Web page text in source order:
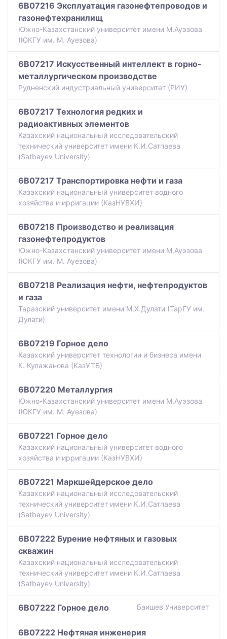
6B07216 Эксплуатация газонефтепроводов и
газонефтехранилищ
Южно-Казахстанский университет имени М.Ауэзова
(ЮКГУ им. М. Ауезова)
6B07217 Искусственный интеллект в горно-
металлургическом производстве
Рудненский индустриальный университет (РИУ)
6B07217 Технология редких и
радиоактивных элементов
Казахский национальный исследовательский
технический университет имени К.И.Сатпаева
(Satbayev University)
6B07217 Транспортировка нефти и газа
Казахский национальный университет водного
хозяйства и ирригации (КазНУВХИ)
6B07218 Производство и реализация
газонефтепродуктов
Южно-Казахстанский университет имени М.Ауэзова
(ЮКГУ им. М. Ауезова)
6B07218 Реализация нефти, нефтепродуктов
и газа
Таразский университет имени М.Х.Дулати (ТарГУ им.
Дулати)
6B07219 Горное дело
Казахский университет технологии и бизнеса имени
К. Кулажанова (КазУТБ)
6B07220 Металлургия
Южно-Казахстанский университет имени М.Ауэзова
(ЮКГУ им. М. Ауезова)
6B07221 Горное дело
Казахский национальный университет водного
хозяйства и ирригации (КазНУВХИ)
6B07221 Маркшейдерское дело
Казахский национальный исследовательский
технический университет имени К.И.Сатпаева
(Satbayev University)
6B07222 Бурение нефтяных и газовых
скважин
Казахский национальный исследовательский
технический университет имени К.И.Сатпаева
(Satbayev University)
6B07222 Горное дело Баишев Университет
6B07222 Нефтяная инженерия